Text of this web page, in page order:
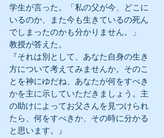
学生が言った。「私の父が今、どこに
いるのか、また今も生きているの死ん
でしまったのかも分かりません。」
教授が答えた。
『それは別として、あなた自身の生き
方について考えてみませんか。そのこ
とを神にゆだね、あなたが何をすべき
かを主に示していただきましょう。主
の助けによってお父さんを見つけられ
たら、何をすべきか、その時に分かる
と思います。』